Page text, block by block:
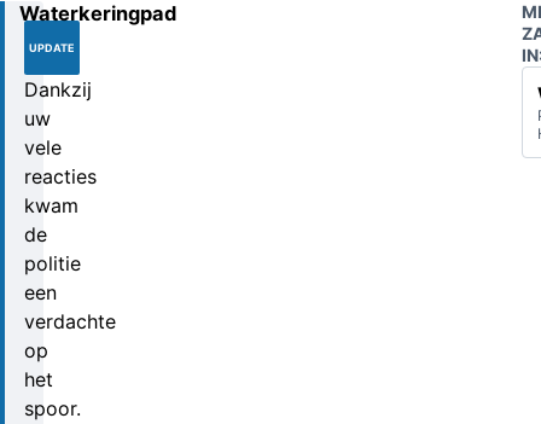
UPDATE
Dankzij
uw
vele
reacties
kwam
de
politie
een
verdachte
op
het
spoor.
Waterkeringpad